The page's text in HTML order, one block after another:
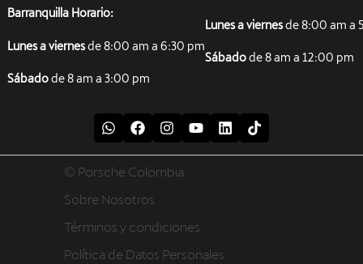
Barranquilla Horario:
Lunes a viernesde 8:00 am a 6:30 pm
Sábadode 8 am a 3:00 pm
Lunes a viernesde 8:00 am a
Sábadode 8 am a 12:00 pm
© Porsche Colombia
Sobre Nosotros
Términos y condiciones
Política de Datos Personales